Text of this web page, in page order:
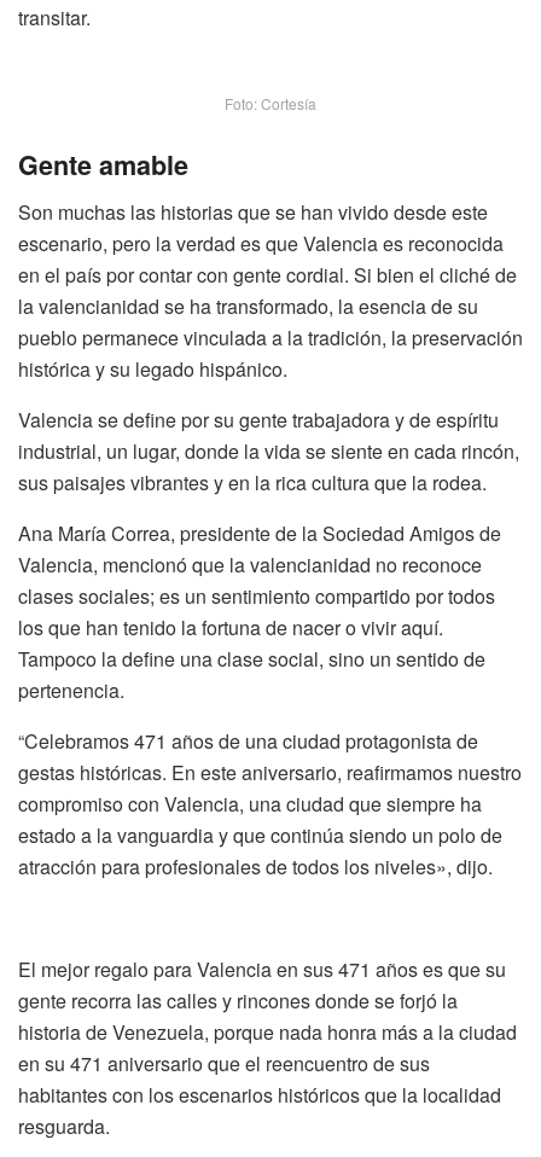
transitar.
Foto: Cortesía
Gente amable
Son muchas las historias que se han vivido desde este
escenario, pero la verdad es que Valencia es reconocida
en el país por contar con gente cordial. Si bien el cliché de
la valencianidad se ha transformado, la esencia de su
pueblo permanece vinculada a la tradición, la preservación
histórica y su legado hispánico.
Valencia se define por su gente trabajadora y de espíritu
industrial, un lugar, donde la vida se siente en cada rincón,
sus paisajes vibrantes y en la rica cultura que la rodea.
Ana María Correa, presidente de la Sociedad Amigos de
Valencia, mencionó que la valencianidad no reconoce
clases sociales; es un sentimiento compartido por todos
los que han tenido la fortuna de nacer o vivir aquí.
Tampoco la define una clase social, sino un sentido de
pertenencia.
“Celebramos 471 años de una ciudad protagonista de
gestas históricas. En este aniversario, reafirmamos nuestro
compromiso con Valencia, una ciudad que siempre ha
estado a la vanguardia y que continúa siendo un polo de
atracción para profesionales de todos los niveles», dijo.
El mejor regalo para Valencia en sus 471 años es que su
gente recorra las calles y rincones donde se forjó la
historia de Venezuela, porque nada honra más a la ciudad
en su 471 aniversario que el reencuentro de sus
habitantes con los escenarios históricos que la localidad
resguarda.